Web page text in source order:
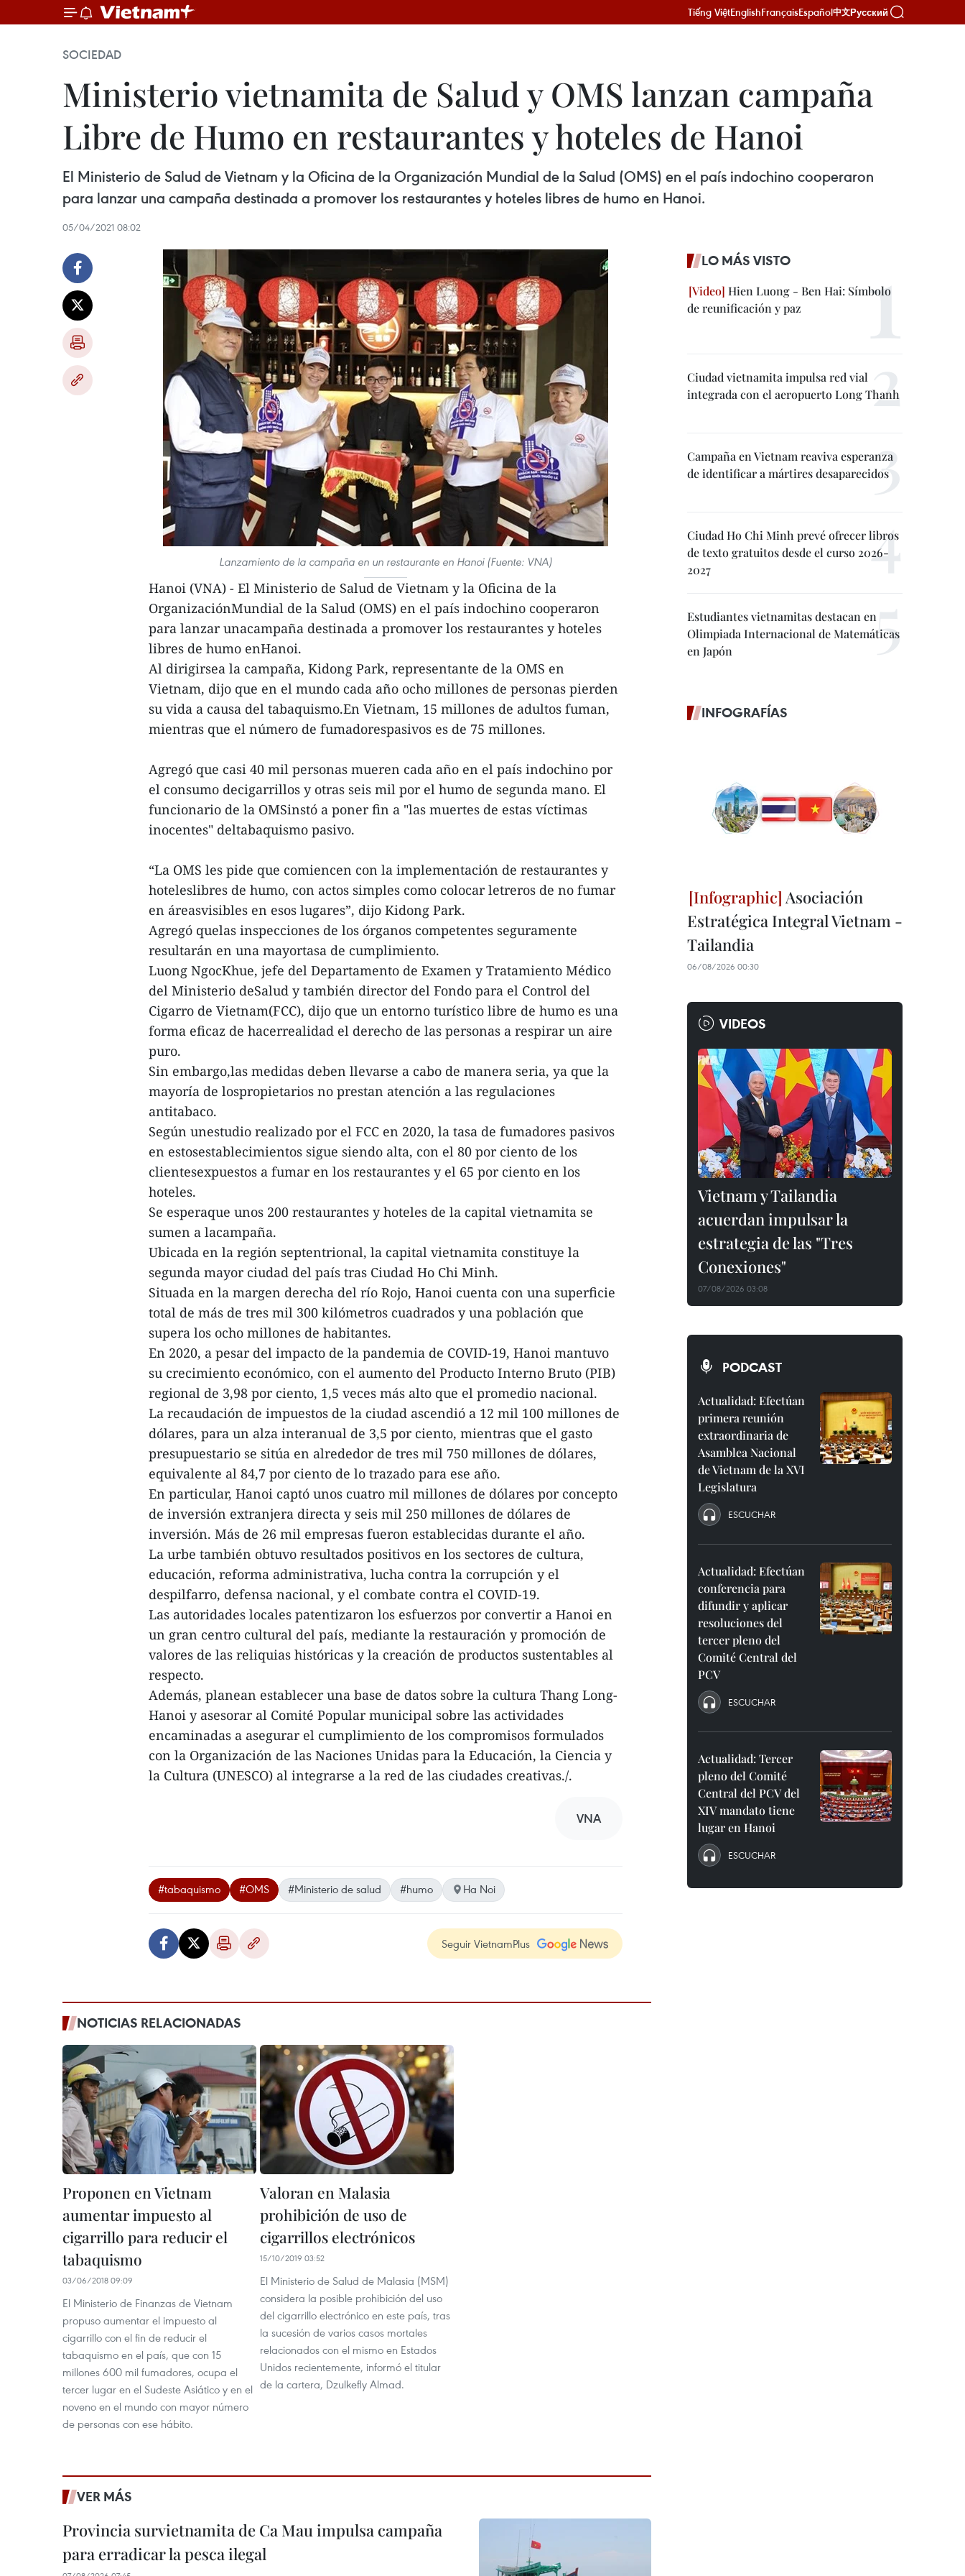
Tiếng ViệtEnglishFrançaisEspañol中文Русский
SOCIEDAD
Ministerio vietnamita de Salud y OMS lanzan campaña
Libre de Humo en restaurantes y hoteles de Hanoi
El Ministerio de Salud de Vietnam y la Oficina de la Organización Mundial de la Salud (OMS) en el país indochino cooperaron
para lanzar una campaña destinada a promover los restaurantes y hoteles libres de humo en Hanoi.
05/04/2021 08:02
Lanzamiento de la campaña en un restaurante en Hanoi (Fuente: VNA)
Hanoi (VNA) - El Ministerio de Salud de Vietnam y la Oficina de la
OrganizaciónMundial de la Salud (OMS) en el país indochino cooperaron
para lanzar unacampaña destinada a promover los restaurantes y hoteles
libres de humo enHanoi.
Al dirigirsea la campaña, Kidong Park, representante de la OMS en
Vietnam, dijo que en el mundo cada año ocho millones de personas pierden
su vida a causa del tabaquismo.En Vietnam, 15 millones de adultos fuman,
mientras que el número de fumadorespasivos es de 75 millones.
Agregó que casi 40 mil personas mueren cada año en el país indochino por
el consumo decigarrillos y otras seis mil por el humo de segunda mano. El
funcionario de la OMSinstó a poner fin a "las muertes de estas víctimas
inocentes" deltabaquismo pasivo.
“La OMS les pide que comiencen con la implementación de restaurantes y
hoteleslibres de humo, con actos simples como colocar letreros de no fumar
en áreasvisibles en esos lugares”, dijo Kidong Park.
Agregó quelas inspecciones de los órganos competentes seguramente
resultarán en una mayortasa de cumplimiento.
Luong NgocKhue, jefe del Departamento de Examen y Tratamiento Médico
del Ministerio deSalud y también director del Fondo para el Control del
Cigarro de Vietnam(FCC), dijo que un entorno turístico libre de humo es una
forma eficaz de hacerrealidad el derecho de las personas a respirar un aire
puro.
Sin embargo,las medidas deben llevarse a cabo de manera seria, ya que la
mayoría de lospropietarios no prestan atención a las regulaciones
antitabaco.
Según unestudio realizado por el FCC en 2020, la tasa de fumadores pasivos
en estosestablecimientos sigue siendo alta, con el 80 por ciento de los
clientesexpuestos a fumar en los restaurantes y el 65 por ciento en los
hoteles.
Se esperaque unos 200 restaurantes y hoteles de la capital vietnamita se
sumen a lacampaña.
Ubicada en la región septentrional, la capital vietnamita constituye la
segunda mayor ciudad del país tras Ciudad Ho Chi Minh.
Situada en la margen derecha del río Rojo, Hanoi cuenta con una superficie
total de más de tres mil 300 kilómetros cuadrados y una población que
supera los ocho millones de habitantes.
En 2020, a pesar del impacto de la pandemia de COVID-19, Hanoi mantuvo
su crecimiento económico, con el aumento del Producto Interno Bruto (PIB)
regional de 3,98 por ciento, 1,5 veces más alto que el promedio nacional.
La recaudación de impuestos de la ciudad ascendió a 12 mil 100 millones de
dólares, para un alza interanual de 3,5 por ciento, mientras que el gasto
presupuestario se sitúa en alrededor de tres mil 750 millones de dólares,
equivalente al 84,7 por ciento de lo trazado para ese año.
En particular, Hanoi captó unos cuatro mil millones de dólares por concepto
de inversión extranjera directa y seis mil 250 millones de dólares de
inversión. Más de 26 mil empresas fueron establecidas durante el año.
La urbe también obtuvo resultados positivos en los sectores de cultura,
educación, reforma administrativa, lucha contra la corrupción y el
despilfarro, defensa nacional, y el combate contra el COVID-19.
Las autoridades locales patentizaron los esfuerzos por convertir a Hanoi en
un gran centro cultural del país, mediante la restauración y promoción de
valores de las reliquias históricas y la creación de productos sustentables al
respecto.
Además, planean establecer una base de datos sobre la cultura Thang Long-
Hanoi y asesorar al Comité Popular municipal sobre las actividades
encaminadas a asegurar el cumplimiento de los compromisos formulados
con la Organización de las Naciones Unidas para la Educación, la Ciencia y
la Cultura (UNESCO) al integrarse a la red de las ciudades creativas./.
VNA
#tabaquismo #OMS #Ministerio de salud #humo Ha Noi
Seguir VietnamPlus
NOTICIAS RELACIONADAS
Proponen en Vietnam
aumentar impuesto al
cigarrillo para reducir el
tabaquismo
03/06/2018 09:09
El Ministerio de Finanzas de Vietnam
propuso aumentar el impuesto al
cigarrillo con el fin de reducir el
tabaquismo en el país, que con 15
millones 600 mil fumadores, ocupa el
tercer lugar en el Sudeste Asiático y en el
noveno en el mundo con mayor número
de personas con ese hábito.
Valoran en Malasia
prohibición de uso de
cigarrillos electrónicos
15/10/2019 03:52
El Ministerio de Salud de Malasia (MSM)
considera la posible prohibición del uso
del cigarrillo electrónico en este país, tras
la sucesión de varios casos mortales
relacionados con el mismo en Estados
Unidos recientemente, informó el titular
de la cartera, Dzulkefly Almad.
VER MÁS
Provincia survietnamita de Ca Mau impulsa campaña
para erradicar la pesca ilegal
LO MÁS VISTO
Hien Luong - Ben Hai: Símbolo
de reunificación y paz
Ciudad vietnamita impulsa red vial
integrada con el aeropuerto Long Thanh
Campaña en Vietnam reaviva esperanza
de identificar a mártires desaparecidos
Ciudad Ho Chi Minh prevé ofrecer libros
de texto gratuitos desde el curso 2026-
2027
Estudiantes vietnamitas destacan en
Olimpiada Internacional de Matemáticas
en Japón
INFOGRAFÍAS
Asociación
Estratégica Integral Vietnam -
Tailandia
06/08/2026 00:30
VIDEOS
Vietnam y Tailandia
acuerdan impulsar la
estrategia de las "Tres
Conexiones"
07/08/2026 03:08
PODCAST
Actualidad: Efectúan
primera reunión
extraordinaria de
Asamblea Nacional
de Vietnam de la XVI
Legislatura
ESCUCHAR
Actualidad: Efectúan
conferencia para
difundir y aplicar
resoluciones del
tercer pleno del
Comité Central del
PCV
ESCUCHAR
Actualidad: Tercer
pleno del Comité
Central del PCV del
XIV mandato tiene
lugar en Hanoi
ESCUCHAR